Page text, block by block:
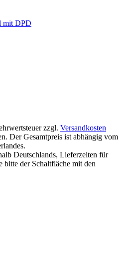
mit DPD
zzgl. Versandkosten
Der Gesamtpreis ist abhängig vom
Deutschlands, Lieferzeiten für
bitte der Schaltfläche mit den